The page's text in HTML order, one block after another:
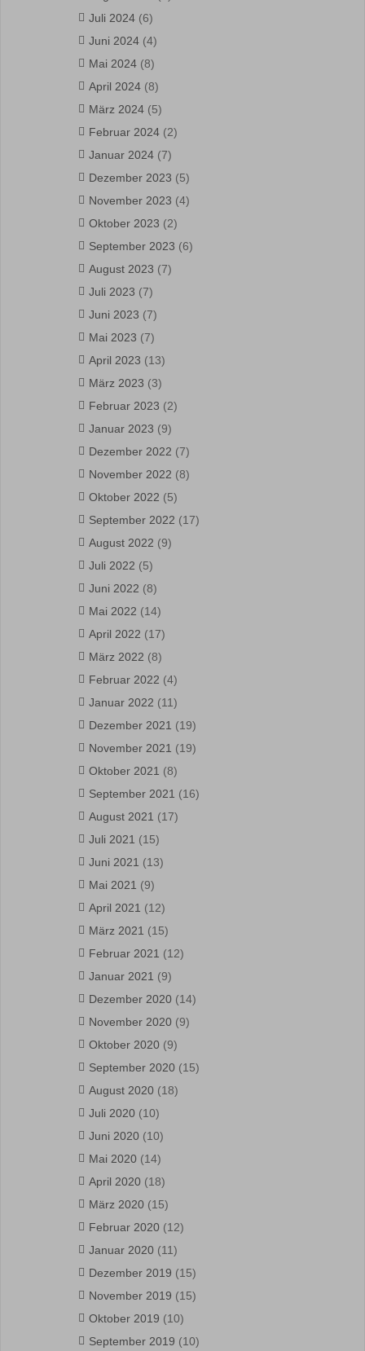
Juli 2024 (6)
Juni 2024 (4)
Mai 2024 (8)
April 2024 (8)
März 2024 (5)
Februar 2024 (2)
Januar 2024 (7)
Dezember 2023 (5)
November 2023 (4)
Oktober 2023 (2)
September 2023 (6)
August 2023 (7)
Juli 2023 (7)
Juni 2023 (7)
Mai 2023 (7)
April 2023 (13)
März 2023 (3)
Februar 2023 (2)
Januar 2023 (9)
Dezember 2022 (7)
November 2022 (8)
Oktober 2022 (5)
September 2022 (17)
August 2022 (9)
Juli 2022 (5)
Juni 2022 (8)
Mai 2022 (14)
April 2022 (17)
März 2022 (8)
Februar 2022 (4)
Januar 2022 (11)
Dezember 2021 (19)
November 2021 (19)
Oktober 2021 (8)
September 2021 (16)
August 2021 (17)
Juli 2021 (15)
Juni 2021 (13)
Mai 2021 (9)
April 2021 (12)
März 2021 (15)
Februar 2021 (12)
Januar 2021 (9)
Dezember 2020 (14)
November 2020 (9)
Oktober 2020 (9)
September 2020 (15)
August 2020 (18)
Juli 2020 (10)
Juni 2020 (10)
Mai 2020 (14)
April 2020 (18)
März 2020 (15)
Februar 2020 (12)
Januar 2020 (11)
Dezember 2019 (15)
November 2019 (15)
Oktober 2019 (10)
September 2019 (10)